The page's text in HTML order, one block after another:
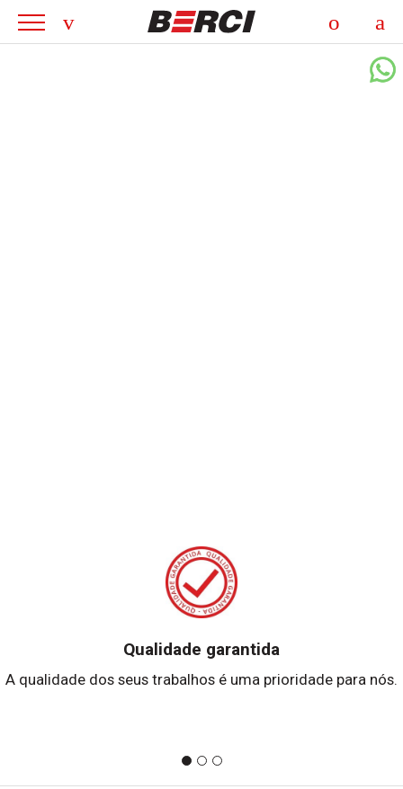
Qualidade garantida
A qualidade dos seus trabalhos é uma prioridade para nós.